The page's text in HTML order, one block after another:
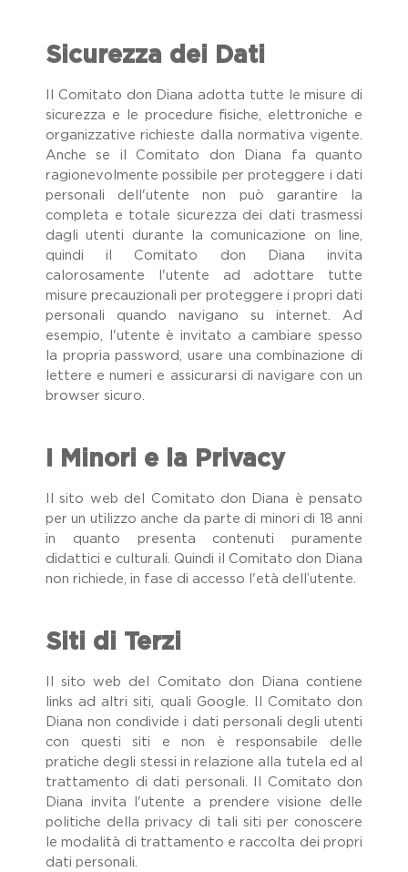
Sicurezza dei Dati
Il Comitato don Diana adotta tutte le misure di
sicurezza e le procedure fisiche, elettroniche e
organizzative richieste dalla normativa vigente.
Anche se il Comitato don Diana fa quanto
ragionevolmente possibile per proteggere i dati
personali dell'utente non può garantire la
completa e totale sicurezza dei dati trasmessi
dagli utenti durante la comunicazione on line,
quindi il Comitato don Diana invita
calorosamente l'utente ad adottare tutte
misure precauzionali per proteggere i propri dati
personali quando navigano su internet. Ad
esempio, l'utente è invitato a cambiare spesso
la propria password, usare una combinazione di
lettere e numeri e assicurarsi di navigare con un
browser sicuro.
I Minori e la Privacy
Il sito web del Comitato don Diana è pensato
per un utilizzo anche da parte di minori di 18 anni
in quanto presenta contenuti puramente
didattici e culturali. Quindi il Comitato don Diana
non richiede, in fase di accesso l'età dell’utente.
Siti di Terzi
Il sito web del Comitato don Diana contiene
links ad altri siti, quali Google. Il Comitato don
Diana non condivide i dati personali degli utenti
con questi siti e non è responsabile delle
pratiche degli stessi in relazione alla tutela ed al
trattamento di dati personali. Il Comitato don
Diana invita l'utente a prendere visione delle
politiche della privacy di tali siti per conoscere
le modalità di trattamento e raccolta dei propri
dati personali.